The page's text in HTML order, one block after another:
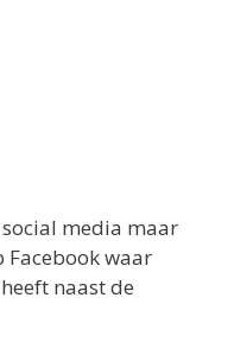
media maar
Facebook waar
naast de